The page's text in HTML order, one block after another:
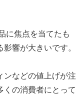
に焦点を当てたも
響が大きいです。
ンなどの値上げが注
くの消費者にとって